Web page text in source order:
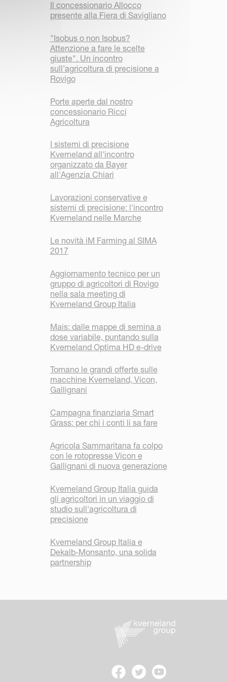
Il concessionario Allocco
presente alla Fiera di Savigliano
"Isobus o non Isobus?
Attenzione a fare le scelte
giuste". Un incontro
sull’agricoltura di precisione a
Rovigo
Porte aperte dal nostro
concessionario Ricci
Agricoltura
I sistemi di precisione
Kverneland all'incontro
organizzato da Bayer
all'Agenzia Chiari
Lavorazioni conservative e
sistemi di precisione: l'incontro
Kverneland nelle Marche
Le novità iM Farming al SIMA
2017
Aggiornamento tecnico per un
gruppo di agricoltori di Rovigo
nella sala meeting di
Kverneland Group Italia
Mais: dalle mappe di semina a
dose variabile, puntando sulla
Kverneland Optima HD e-drive
Tornano le grandi offerte sulle
macchine Kverneland, Vicon,
Gallignani
Campagna finanziaria Smart
Grass: per chi i conti li sa fare
Agricola Sammaritana fa colpo
con le rotopresse Vicon e
Gallignani di nuova generazione
Kverneland Group Italia guida
gli agricoltori in un viaggio di
studio sull'agricoltura di
precisione
Kverneland Group Italia e
Dekalb-Monsanto, una solida
partnership